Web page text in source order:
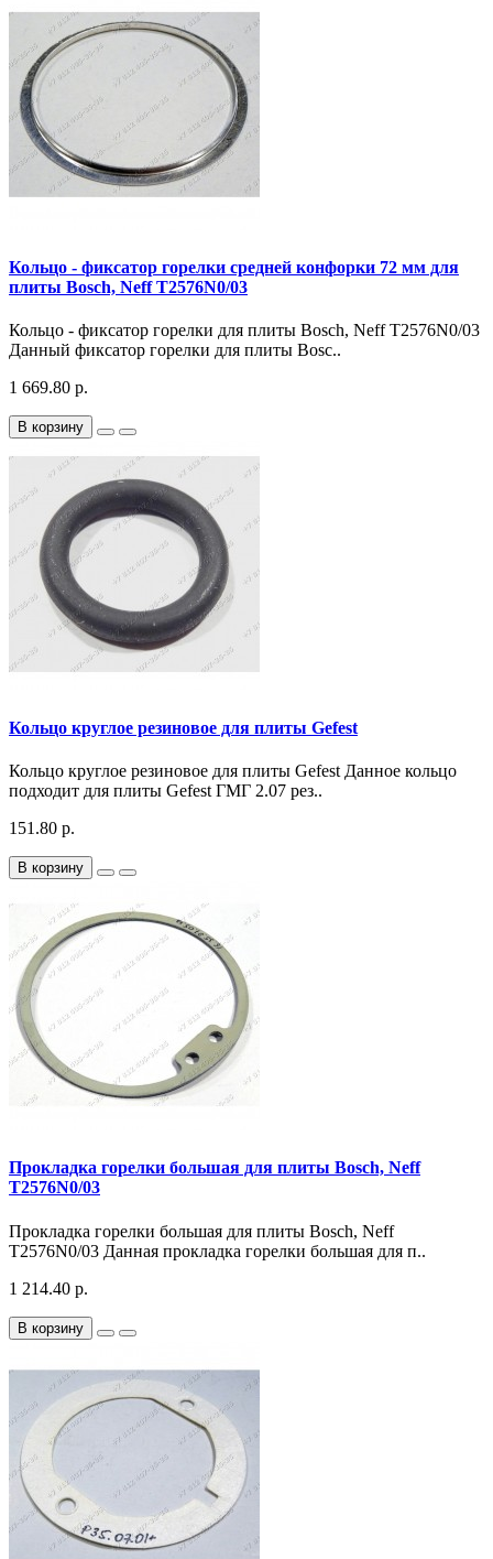
Кольцо - фиксатор горелки средней конфорки 72 мм для
плиты Bosch, Neff T2576N0/03
Кольцо - фиксатор горелки для плиты Bosch, Neff T2576N0/03
Данный фиксатор горелки для плиты Bosc..
1 669.80 р.
В корзину
Кольцо круглое резиновое для плиты Gefest
Кольцо круглое резиновое для плиты Gefest Данное кольцо
подходит для плиты Gefest ГМГ 2.07 рез..
151.80 р.
В корзину
Прокладка горелки большая для плиты Bosch, Neff
T2576N0/03
Прокладка горелки большая для плиты Bosch, Neff
T2576N0/03 Данная прокладка горелки большая для п..
1 214.40 р.
В корзину